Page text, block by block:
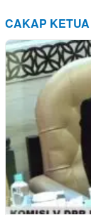
CAKAP